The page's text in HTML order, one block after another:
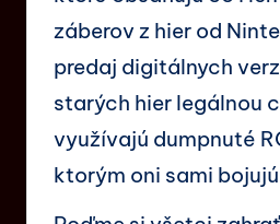
záberov z hier od
predaj digitálnych
starých hier legálnou
využívajú dumpnuté
ktorým oni sami